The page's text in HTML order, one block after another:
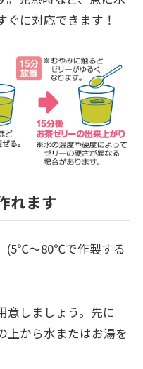
に対応できます！
れます
(5℃～80℃で作製する
意しましょう。先に
上から水またはお湯を